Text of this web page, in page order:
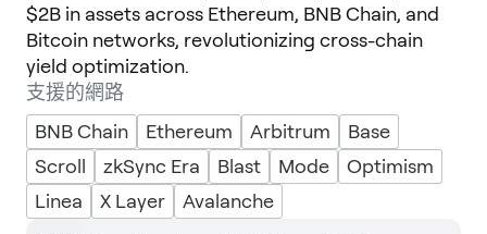
$2B in assets across Ethereum, BNB Chain, and
Bitcoin networks, revolutionizing cross-chain
yield optimization.
支援的網路
BNB Chain
Ethereum Arbitrum
Base
Scroll
zkSync Era Blast Mode
Optimism
Linea
X Layer Avalanche